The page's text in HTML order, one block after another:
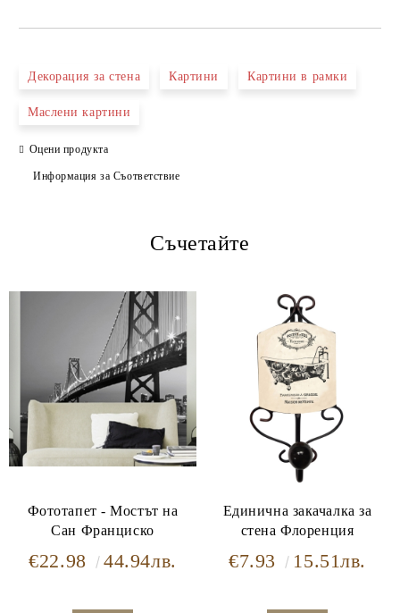
Декорация за стена Картини Картини в рамки
Маслени картини
Оцени продукта
Информация за Съответствие
Съчетайте
Фототапет - Мостът на
Сан Франциско
€22.98 44.94лв.
Единична закачалка за
стена Флоренция
€7.93 15.51лв.